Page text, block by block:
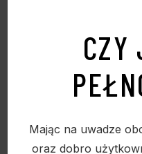
CZY
Mając na uwadze
oraz dobro
OPAKOWANIE
ZAMÓWIENIA